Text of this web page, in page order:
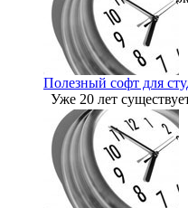
2012-06-25
Полезный софт для
Уже 20 лет
2012-06-01